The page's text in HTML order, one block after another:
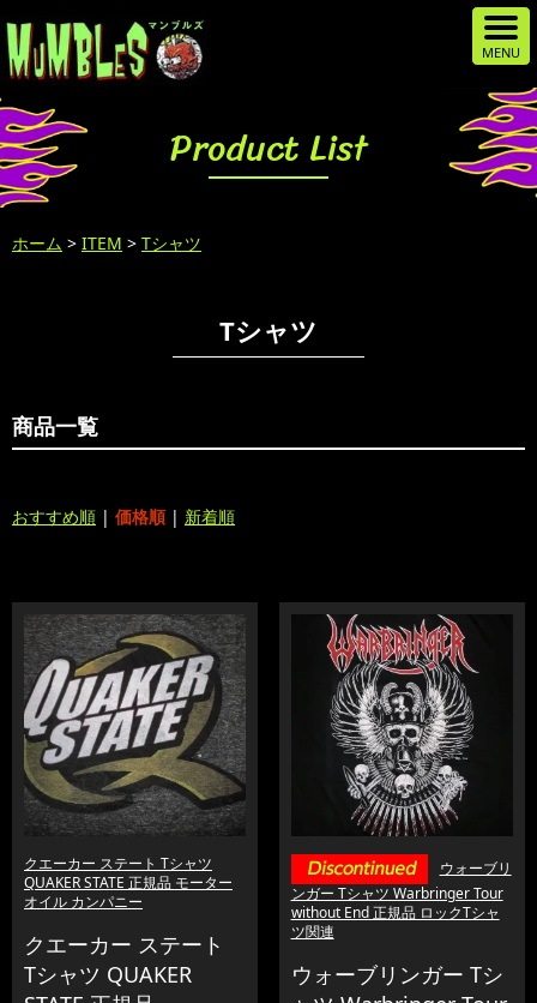
Product List
ホーム > ITEM > Tシャツ
Tシャツ
商品一覧
おすすめ順 | 価格順 | 新着順
クエーカー ステート Tシャツ
QUAKER STATE 正規品 モーター
オイル カンパニー
クエーカー ステート
Tシャツ QUAKER
ウォーブリ
ンガー Tシャツ Warbringer Tour
without End 正規品 ロックTシャ
ツ関連
ウォーブリンガー Tシ